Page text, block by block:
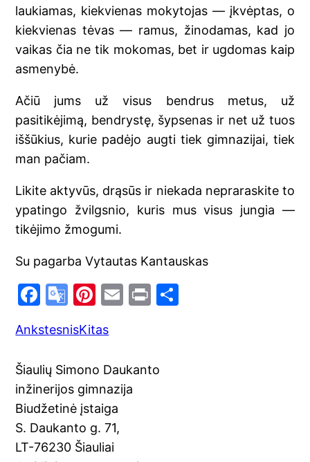
laukiamas, kiekvienas mokytojas — įkvėptas, o
kiekvienas tėvas — ramus, žinodamas, kad jo
vaikas čia ne tik mokomas, bet ir ugdomas kaip
asmenybė.
Ačiū jums už visus bendrus metus, už
pasitikėjimą, bendrystę, šypsenas ir net už tuos
iššūkius, kurie padėjo augti tiek gimnazijai, tiek
man pačiam.
Likite aktyvūs, drąsūs ir niekada nepraraskite to
ypatingo žvilgsnio, kuris mus visus jungia —
tikėjimo žmogumi.
Su pagarba Vytautas Kantauskas
F
c
e
b
o
o
k
G
o
gl
e
Tr
a
n
Pi
er
e
st
E
l
Pr
AnkstesnisKitas
Šiaulių Simono Daukanto
inžinerijos gimnazija
Biudžetinė įstaiga
S. Daukanto g. 71,
LT-76230 Šiauliai